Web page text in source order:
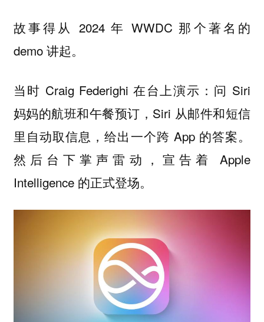
故事得从 2024 年 WWDC 那个著名的
demo 讲起。
当时 Craig Federighi 在台上演示：问 Siri
妈妈的航班和午餐预订，Siri 从邮件和短信
里自动取信息，给出一个跨 App 的答案。
然后台下掌声雷动，宣告着 Apple
Intelligence 的正式登场。